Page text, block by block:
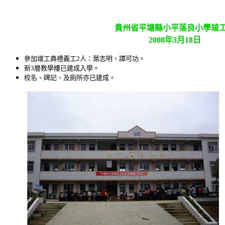
貴州省平塘縣小平落良小學竣工
2008年3月 18 日
參加竣工典禮義工2人：葉志明、譚可功。
新3層教學樓已建成入學。
校名、碑記、及廁所亦已建成。